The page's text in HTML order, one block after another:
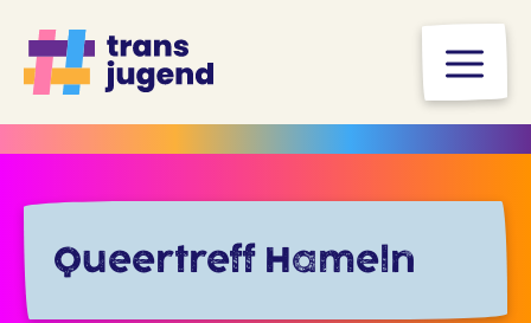
Inhalt
springen
Queertreff Hameln